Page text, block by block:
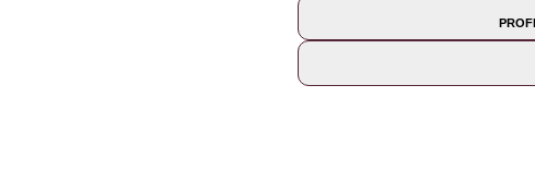
responsbili delle strutture in cui il medico